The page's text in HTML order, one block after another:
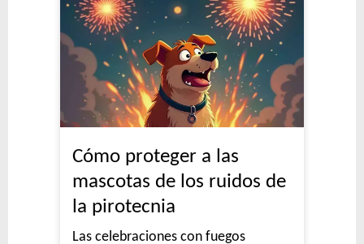
Cómo proteger a las
mascotas de los ruidos de
la pirotecnia
Las celebraciones con fuegos